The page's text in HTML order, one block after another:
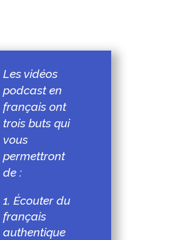
Les vidéos
podcast en
français ont
trois buts qui
vous
permettront
de :
Écouter du
français
authentique